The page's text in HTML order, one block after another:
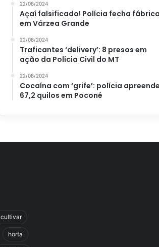
22/08/2024
Açaí falsificado! Polícia fecha fábrica
em Várzea Grande
22/08/2024
Traficantes ‘delivery’: 8 presos em
ação da Polícia Civil do MT
22/08/2024
Cocaína com ‘grife’: polícia apreende
67,2 quilos em Poconé
cultivar
horta